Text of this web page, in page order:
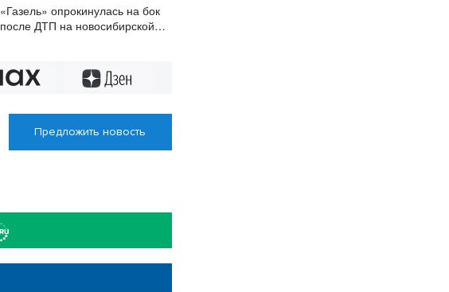
«Газель» опрокинулась на бок
после ДТП на новосибирской
Предложить новость